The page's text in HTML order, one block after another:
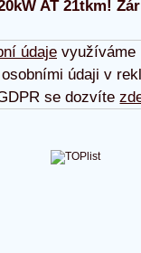
AT 21tkm!
údajevyužíváme
údaji v
se dozvíte